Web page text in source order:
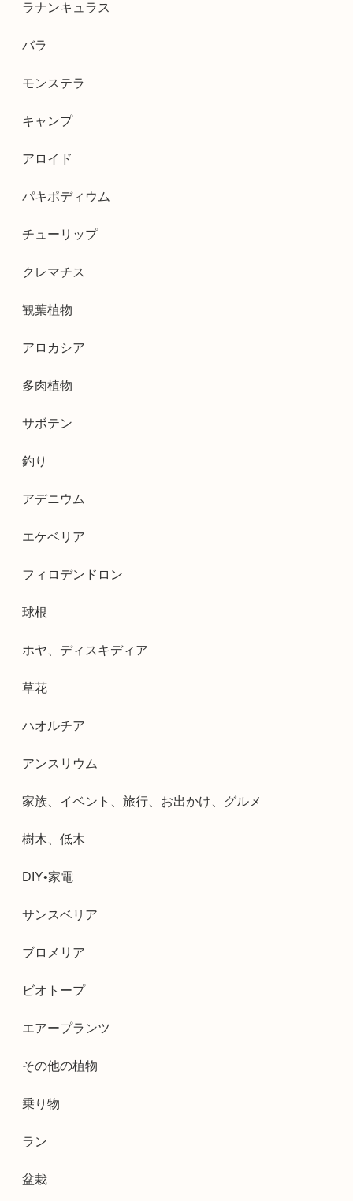
ラナンキュラス
バラ
モンステラ
キャンプ
アロイド
パキポディウム
チューリップ
クレマチス
観葉植物
アロカシア
多肉植物
サボテン
釣り
アデニウム
エケベリア
フィロデンドロン
球根
ホヤ、ディスキディア
草花
ハオルチア
アンスリウム
家族、イベント、旅行、お出かけ、グルメ
樹木、低木
DIY•家電
サンスベリア
ブロメリア
ビオトープ
エアープランツ
その他の植物
乗り物
ラン
盆栽